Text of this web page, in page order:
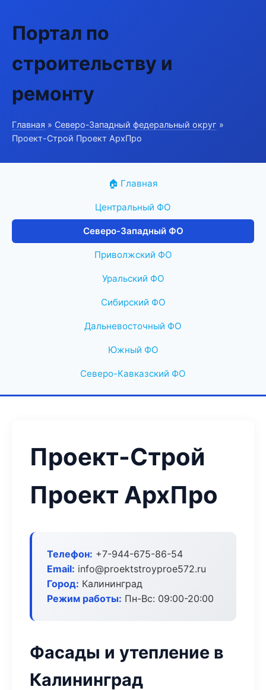
Портал по
строительству и
ремонту
Главная » Северо-Западный федеральный округ »
Проект-Строй Проект АрхПро
🏠 Главная
Центральный ФО
Северо-Западный ФО
Приволжский ФО
Уральский ФО
Сибирский ФО
Дальневосточный ФО
Южный ФО
Северо-Кавказский ФО
Проект-Строй
Проект АрхПро
Телефон: +7-944-675-86-54
Email: info@proektstroyproe572.ru
Город: Калининград
Режим работы: Пн-Вс: 09:00-20:00
Фасады и утепление в
Калининград